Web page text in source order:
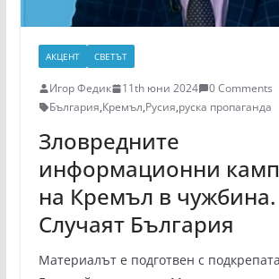
АКЦЕНТ СВЕТЪТ
Игор Федик 11th юни 2024
0 Comments
България,Кремъл,Русия,руска пропаганда
Зловредните
информационни
на Кремъл в чужбина.
Случаят България
Материалът е подготвен с